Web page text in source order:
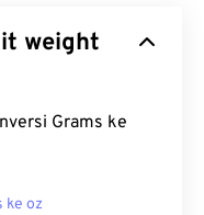
weight
Grams ke
ke oz